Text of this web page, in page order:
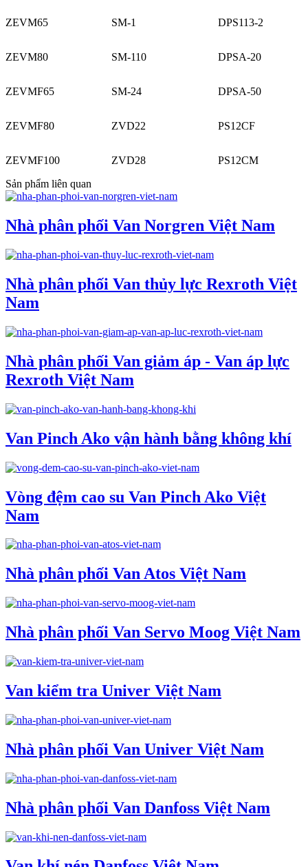
ZEVM65 SM-1 DPS113-2
ZEVM80 SM-110 DPSA-20
ZEVMF65 SM-24 DPSA-50
ZEVMF80 ZVD22 PS12CF
ZEVMF100 ZVD28
PS12CM
Sản phẩm liên quan
Nhà phân phối Van Norgren Việt Nam
Nhà phân phối Van thủy lực Rexroth Việt
Nam
Nhà phân phối Van giảm áp - Van áp lực
Rexroth Việt Nam
Van Pinch Ako vận hành bằng không khí
Vòng đệm cao su Van Pinch Ako Việt
Nam
Nhà phân phối Van Atos Việt Nam
Nhà phân phối Van Servo Moog Việt Nam
Van kiểm tra Univer Việt Nam
Nhà phân phối Van Univer Việt Nam
Nhà phân phối Van Danfoss Việt Nam